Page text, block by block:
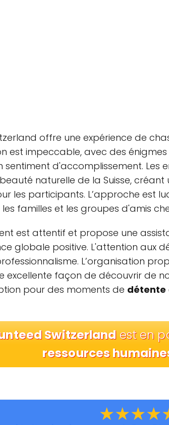
offre une expérience de
est impeccable, avec des
sentiment d'accomplissement. Les
naturelle de la Suisse,
les participants. L’approche est
familles et les groupes d'amis
est attentif et propose une
globale positive. L'attention aux
L’organisation
excellente façon de découvrir de
pour des moments de détente
Switzerlandest en
ressources